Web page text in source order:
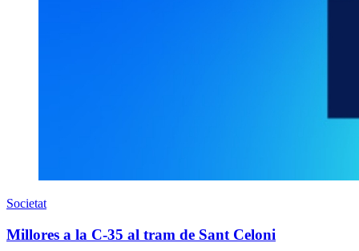
Societat
Millores a la C-35 al tram de Sant Celoni